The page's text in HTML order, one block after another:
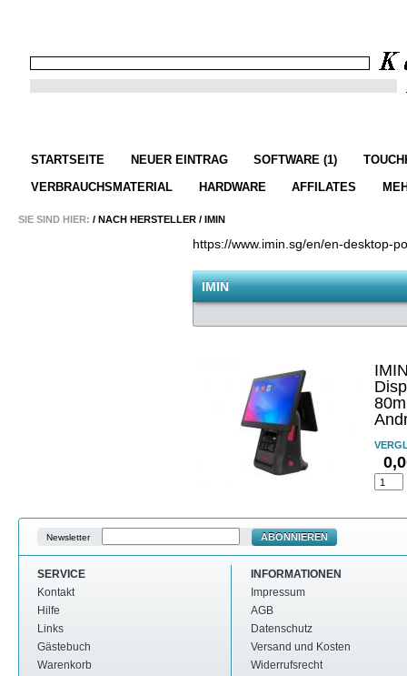
STARTSEITE NEUER EINTRAG SOFTWARE (1)
VERBRAUCHSMATERIAL HARDWARE AFFILATES
SIE SIND HIER: / NACH HERSTELLER / IMIN
https://www.imin.sg/en/en-desktop-
IMIN
Newsletter ABONNIEREN
SERVICE
Kontakt
Hilfe
Links
Gästebuch
Warenkorb
INFORMATIONEN
Impressum
AGB
Datenschutz
Versand und Kosten
Widerrufsrecht